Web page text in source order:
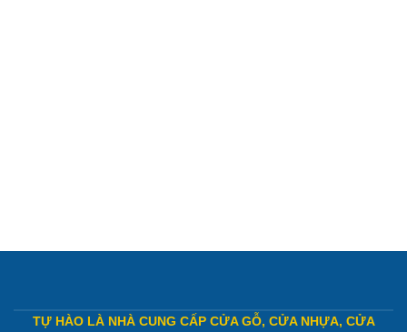
TỰ HÀO LÀ NHÀ CUNG CẤP CỬA GỖ, CỬA NHỰA, CỬA